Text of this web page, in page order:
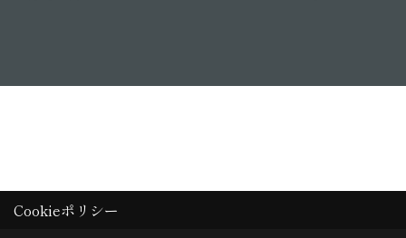
Cookieポリシー